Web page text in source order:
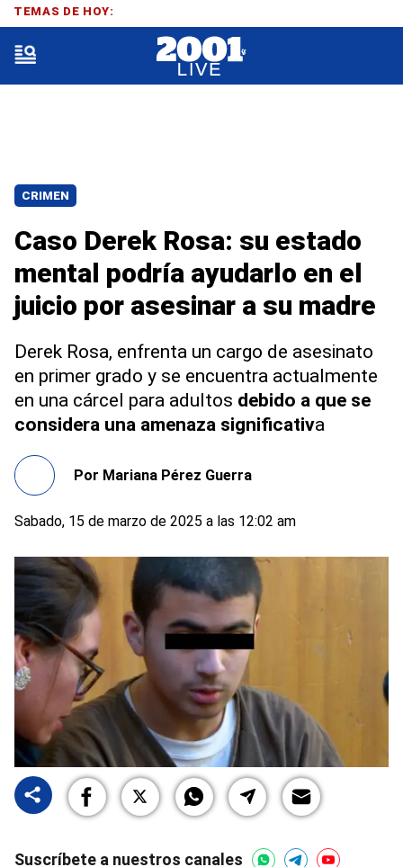
CRIMEN
Caso Derek Rosa: su estado
mental podría ayudarlo en el
juicio por asesinar a su madre
Derek Rosa, enfrenta un cargo de asesinato
en primer grado y se encuentra actualmente
en una cárcel para adultos debido a que se
considera una amenaza significativa
Por Mariana Pérez Guerra
Sabado, 15 de marzo de 2025 a las 12:02 am
Suscríbete a nuestros canales
TEMAS DE HOY: